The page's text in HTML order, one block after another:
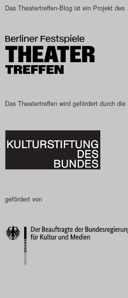
Das
Das
Das
Das
Das Theatertreffen-Blog ist ein Projekt des
Das Theatertreffen wird gefördert durch die
gefördert von